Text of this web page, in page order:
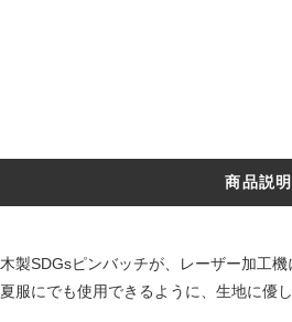
商品説明
木製SDGsピンバッチが、レーザー加工
夏服にでも使用できるように、生地に優